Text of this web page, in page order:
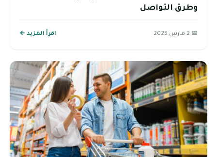
وطرق التواصل
📅 2 مارس 2025 اقرأ المزيد ←